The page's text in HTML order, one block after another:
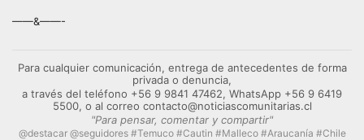
——&——-
Para cualquier comunicación, entrega de antecedentes de forma
privada o denuncia,
a través del teléfono +56 9 9841 47462, WhatsApp +56 9 6419
5500, o al correo contacto@noticiascomunitarias.cl
"Para pensar, comentar y compartir"
@destacar @seguidores #Temuco #Cautin #Malleco #Araucanía #Chile